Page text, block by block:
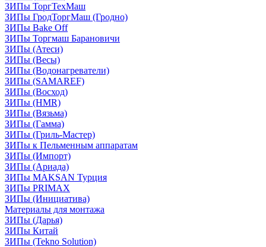
ЗИПы ТоргТехМаш
ЗИПы ГродТоргМаш (Гродно)
ЗИПы Bake Off
ЗИПы Торгмаш Барановичи
ЗИПы (Атеси)
ЗИПы (Весы)
ЗИПы (Водонагреватели)
ЗИПы (SAMAREF)
ЗИПы (Восход)
ЗИПы (HMR)
ЗИПы (Вязьма)
ЗИПы (Гамма)
ЗИПы (Гриль-Мастер)
ЗИПы к Пельменным аппаратам
ЗИПы (Импорт)
ЗИПы (Ариада)
ЗИПы MAKSAN Турция
ЗИПы PRIMAX
ЗИПы (Инициатива)
Материалы для монтажа
ЗИПы (Дарья)
ЗИПы Китай
ЗИПы (Tekno Solution)